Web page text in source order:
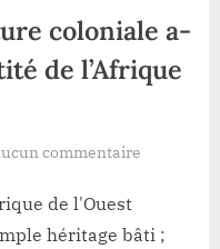
coloniale a-
de l’Afrique
commentairesur
coloniale
de l'Ouest
héritage bâti ;